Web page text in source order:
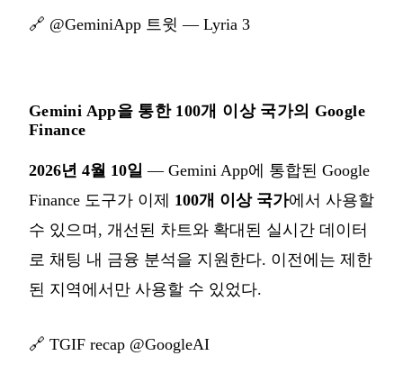
🔗 @GeminiApp 트윗 — Lyria 3
Gemini App을 통한 100개 이상 국가의 Google
Finance
2026년 4월 10일 — Gemini App에 통합된 Google
Finance 도구가 이제 100개 이상 국가에서 사용할
수 있으며, 개선된 차트와 확대된 실시간 데이터
로 채팅 내 금융 분석을 지원한다. 이전에는 제한
된 지역에서만 사용할 수 있었다.
🔗 TGIF recap @GoogleAI